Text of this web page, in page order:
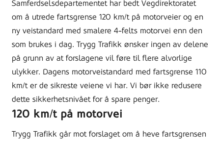
Samferdselsdepartementet har bedt Vegdirektoratet
om å utrede fartsgrense 120 km/t på motorveier og en
ny veistandard med smalere 4-felts motorvei enn den
som brukes i dag. Trygg Trafikk ønsker ingen av delene
på grunn av at forslagene vil føre til flere alvorlige
ulykker. Dagens motorveistandard med fartsgrense 110
km/t er de sikreste veiene vi har. Vi bør ikke redusere
dette sikkerhetsnivået for å spare penger.
120 km/t på motorvei
Trygg Trafikk går mot forslaget om å heve fartsgrensen